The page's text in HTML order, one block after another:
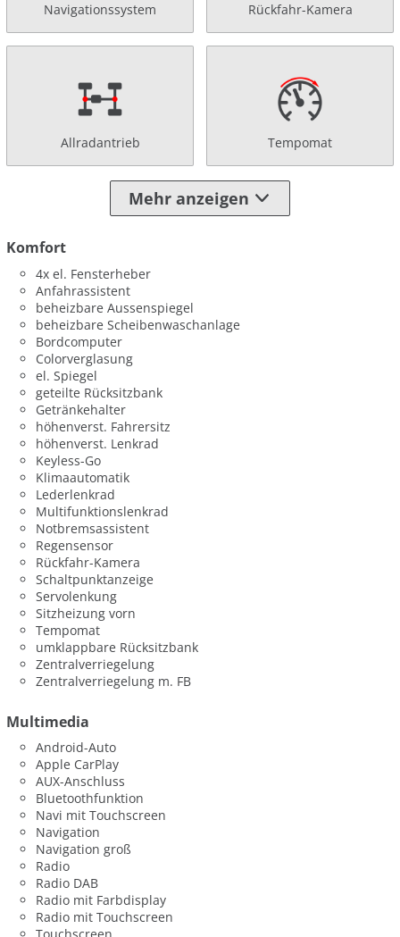
Navigationssystem Rückfahr-Kamera
Allradantrieb Tempomat
Mehr anzeigen
Komfort
4x el. Fensterheber
Anfahrassistent
beheizbare Aussenspiegel
beheizbare Scheibenwaschanlage
Bordcomputer
Colorverglasung
el. Spiegel
geteilte Rücksitzbank
Getränkehalter
höhenverst. Fahrersitz
höhenverst. Lenkrad
Keyless-Go
Klimaautomatik
Lederlenkrad
Multifunktionslenkrad
Notbremsassistent
Regensensor
Rückfahr-Kamera
Schaltpunktanzeige
Servolenkung
Sitzheizung vorn
Tempomat
umklappbare Rücksitzbank
Zentralverriegelung
Zentralverriegelung m. FB
Multimedia
Android-Auto
Apple CarPlay
AUX-Anschluss
Bluetoothfunktion
Navi mit Touchscreen
Navigation
Navigation groß
Radio
Radio DAB
Radio mit Farbdisplay
Radio mit Touchscreen